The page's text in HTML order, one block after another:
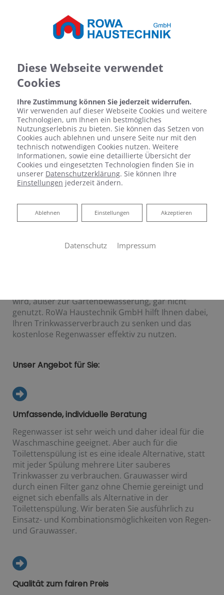
Weniger Trinkwasserverbrauch, mehr
wird, außer zur Gartenbewässerung, gar nicht
genutzt. RoWa Haustechnik GmbH hilft Ihnen dabei,
Ihren Trinkwasserverbrauch zu senken und das
kostenlose Regenwasser effektiv zu nutzen.
Unser Angebot für Sie:
Umfassende, individuelle Beratung
Regenwasser ist sehr weich und daher ideal für die
Waschmaschine geeignet. Aber auch für die
Toilettenspülung ist es eine ideale Alternative, statt
mit jeder Spülung mehrere Liter sauberes
Trinkwasser zu verbrauchen. Grauwasser wird
durch einen Filter ganz ohne Chemie gereinigt und
eignet sich ebenfalls als Alternative in der
Toilettenspülung. Wir beraten Sie ausführlich zu
Einsatz- und Kombinationsmöglichkeiten von Regen-
und Grauwasser.
Qualität zum fairen Preis
Diese Webseite verwendet
Cookies
Ihre Zustimmung können Sie jederzeit widerrufen.
Wir verwenden auf dieser Webseite Cookies und weitere
Technologien, um Ihnen ein bestmögliches
Nutzungserlebnis zu bieten. Sie können das Setzen von
Cookies auch ablehnen und unsere Seite nur mit den
technisch notwendigen Cookies nutzen. Weitere
Informationen, sowie eine detaillierte Übersicht der
Cookies und eingesetzten Technologien finden Sie in
unserer Datenschutzerklärung. Sie können Ihre
Einstellungen jederzeit ändern.
Akzeptieren
Einstellungen
Ablehnen
Ablehnen
Datenschutz Impressum